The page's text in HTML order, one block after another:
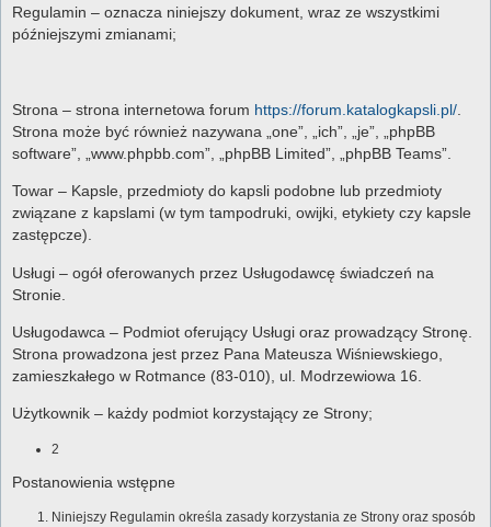
Regulamin – oznacza niniejszy dokument, wraz ze wszystkimi
późniejszymi zmianami;
Strona – strona internetowa forum https://forum.katalogkapsli.pl/
Strona może być również nazywana „one”, „ich”, „je”, „phpBB
software”, „www.phpbb.com”, „phpBB Limited”, „phpBB Teams”.
Towar – Kapsle, przedmioty do kapsli podobne lub przedmioty
związane z kapslami (w tym tampodruki, owijki, etykiety czy kapsle
zastępcze).
Usługi – ogół oferowanych przez Usługodawcę świadczeń na
Stronie.
Usługodawca – Podmiot oferujący Usługi oraz prowadzący Stronę.
Strona prowadzona jest przez Pana Mateusza Wiśniewskiego,
zamieszkałego w Rotmance (83-010), ul. Modrzewiowa 16.
Użytkownik – każdy podmiot korzystający ze Strony;
2
Postanowienia wstępne
Niniejszy Regulamin określa zasady korzystania ze Strony oraz sposób